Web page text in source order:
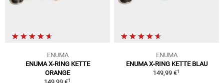
ENUMA
ENUMA X-RING KETTE
ORANGE
1
ENUMA
ENUMA X-RING KETTE BLAU
149,99 €1